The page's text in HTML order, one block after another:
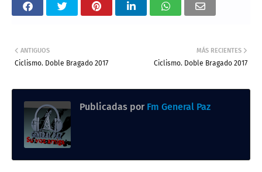
MÁS RECIENTES
Ciclismo. Doble Bragado 2017
ANTIGUOS
Ciclismo. Doble Bragado 2017
Publicadas por Fm General Paz